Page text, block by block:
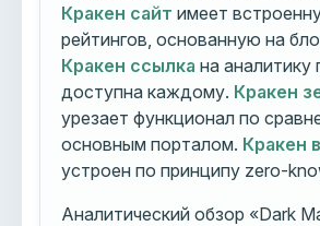
Кракен сайт имеет
рейтингов, основанную на
Кракен ссылка на аналитику
доступна каждому. Кракен
урезает функционал по
основным порталом. Кракен
устроен по принципу zero-
Аналитический обзор «Dark